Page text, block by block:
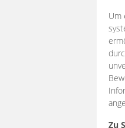
Um
Zu